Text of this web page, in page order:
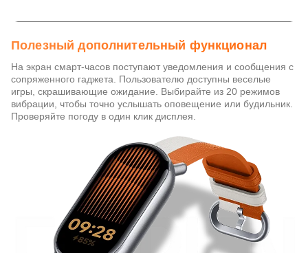
Полезный дополнительный функционал
На экран смарт-часов поступают уведомления и сообщения с
сопряженного гаджета. Пользователю доступны веселые
игры, скрашивающие ожидание. Выбирайте из 20 режимов
вибрации, чтобы точно услышать оповещение или будильник.
Проверяйте погоду в один клик дисплея.